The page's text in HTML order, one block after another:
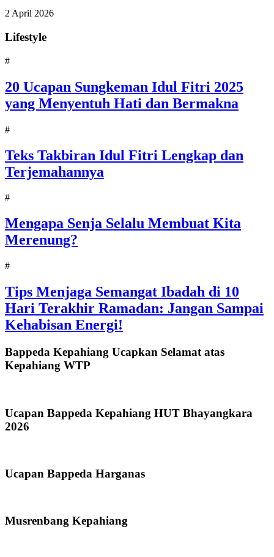
2 April 2026
Lifestyle
#
20 Ucapan Sungkeman Idul Fitri 2025
yang Menyentuh Hati dan Bermakna
#
Teks Takbiran Idul Fitri Lengkap dan
Terjemahannya
#
Mengapa Senja Selalu Membuat Kita
Merenung?
#
Tips Menjaga Semangat Ibadah di 10
Hari Terakhir Ramadan: Jangan Sampai
Kehabisan Energi!
Bappeda Kepahiang Ucapkan Selamat atas
Kepahiang WTP
Ucapan Bappeda Kepahiang HUT Bhayangkara
2026
Ucapan Bappeda Harganas
Musrenbang Kepahiang